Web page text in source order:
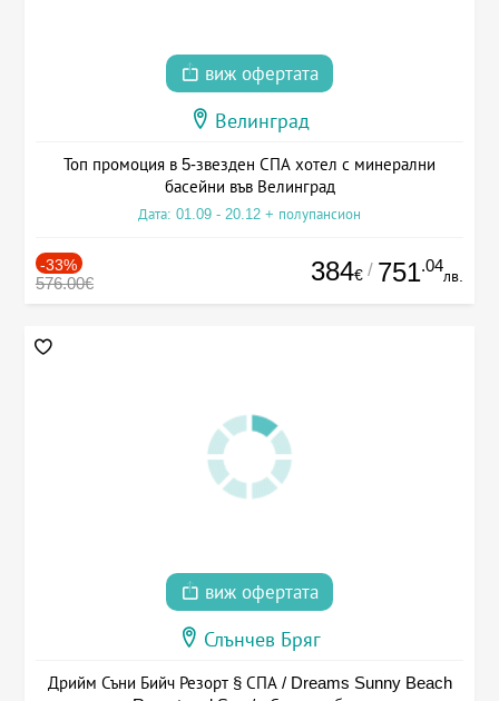
виж офертата
Велинград
Топ промоция в 5-звезден СПА хотел с минерални
басейни във Велинград
Дата: 01.09 - 20.12 + полупансион
-33%
576.00€ 384€ / 751.04
лв.
виж офертата
Слънчев Бряг
Дрийм Съни Бийч Резорт § СПА / Dreams Sunny Beach